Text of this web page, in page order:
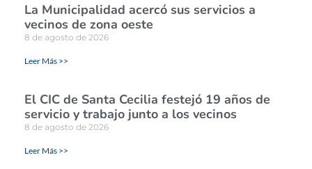
La Municipalidad acercó sus servicios a
vecinos de zona oeste
8 de agosto de 2026
Leer Más >>
El CIC de Santa Cecilia festejó 19 años de
servicio y trabajo junto a los vecinos
8 de agosto de 2026
Leer Más >>